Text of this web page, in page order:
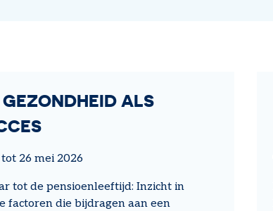
ALS
26 mei 2026
tot de pensioenleeftijd: Inzicht in
factoren die bijdragen aan een